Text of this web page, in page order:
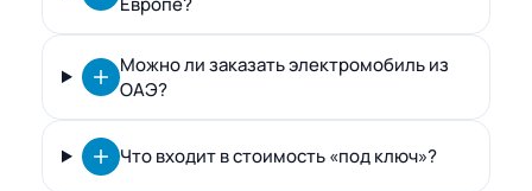
Можно ли заказать электромобиль из
ОАЭ?
Что входит в стоимость «под ключ»?